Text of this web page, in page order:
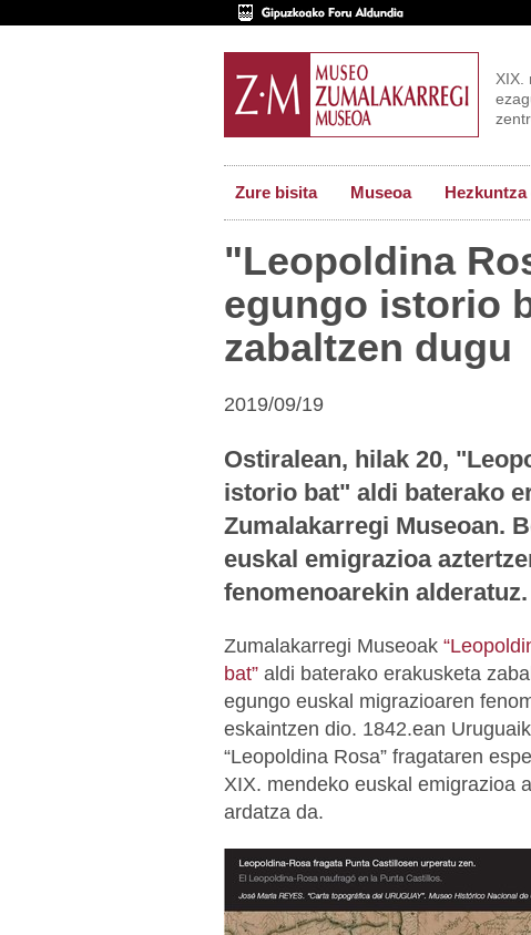
XIX.
Zure bisita Museoa
"Leopoldina
egungo istorio
zabaltzen dugu
2019/09/19
Ostiralean, hilak 20,
istorio bat" aldi baterako
Zumalakarregi Museoan.
euskal emigrazioa
fenomenoarekin alderatuz.
Zumalakarregi Museoak
bat” aldi baterako erakusketa
egungo euskal migrazioaren
eskaintzen dio. 1842.ean
“Leopoldina Rosa” fragataren
XIX. mendeko euskal emigrazioa
ardatza da.